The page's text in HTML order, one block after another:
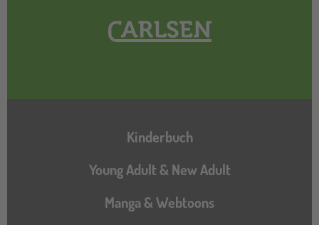
Hauptnavigation
Kinderbuch
Young Adult & New Adult
Manga & Webtoons